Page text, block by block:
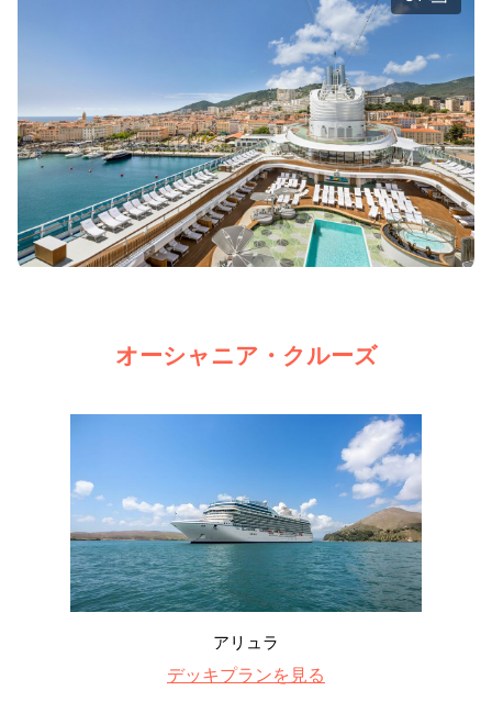
オーシャニア・クルーズ
アリュラ
デッキプランを見る